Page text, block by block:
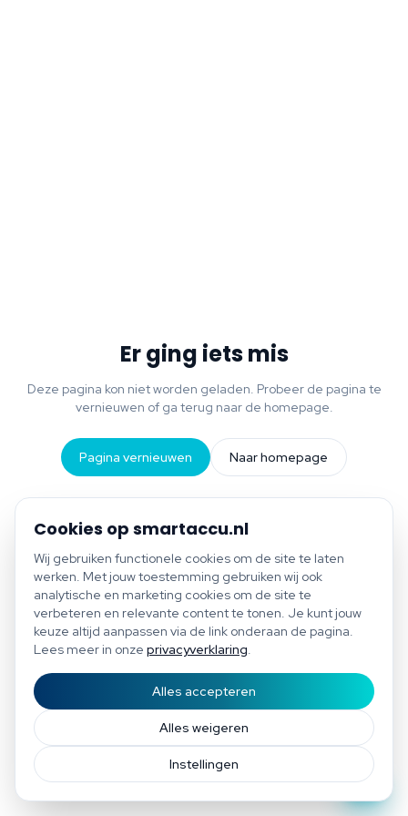
Bespaar tot €1.200 per jaar
Gratis scan of plan direct een afspraak
Cookies op smartaccu.nl
Wij gebruiken functionele cookies om de site te laten
werken. Met jouw toestemming gebruiken wij ook
analytische en marketing cookies om de site te
verbeteren en relevante content te tonen. Je kunt jouw
keuze altijd aanpassen via de link onderaan de pagina.
Lees meer in onze privacyverklaring.
Instellingen
Alles weigeren
Alles accepteren
Er ging iets mis
Deze pagina kon niet worden geladen. Probeer de pagina te
vernieuwen of ga terug naar de homepage.
Pagina vernieuwen Naar homepage